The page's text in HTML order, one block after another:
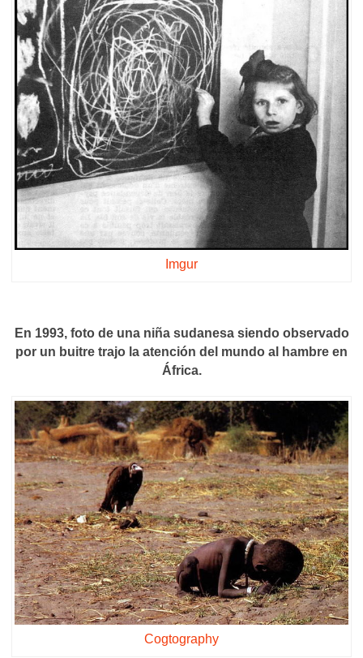
Imgur
En 1993, foto de una niña sudanesa siendo observado
por un buitre trajo la atención del mundo al hambre en
África.
Cogtography